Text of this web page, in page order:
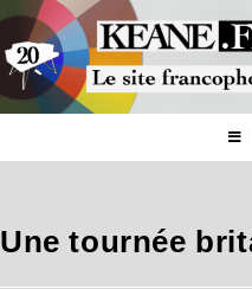
Une tournée